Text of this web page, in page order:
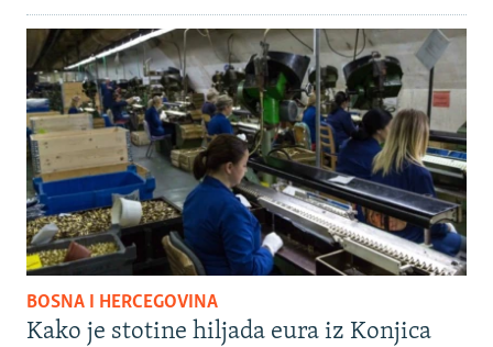
BOSNA I HERCEGOVINA
Kako je stotine hiljada eura iz Konjica